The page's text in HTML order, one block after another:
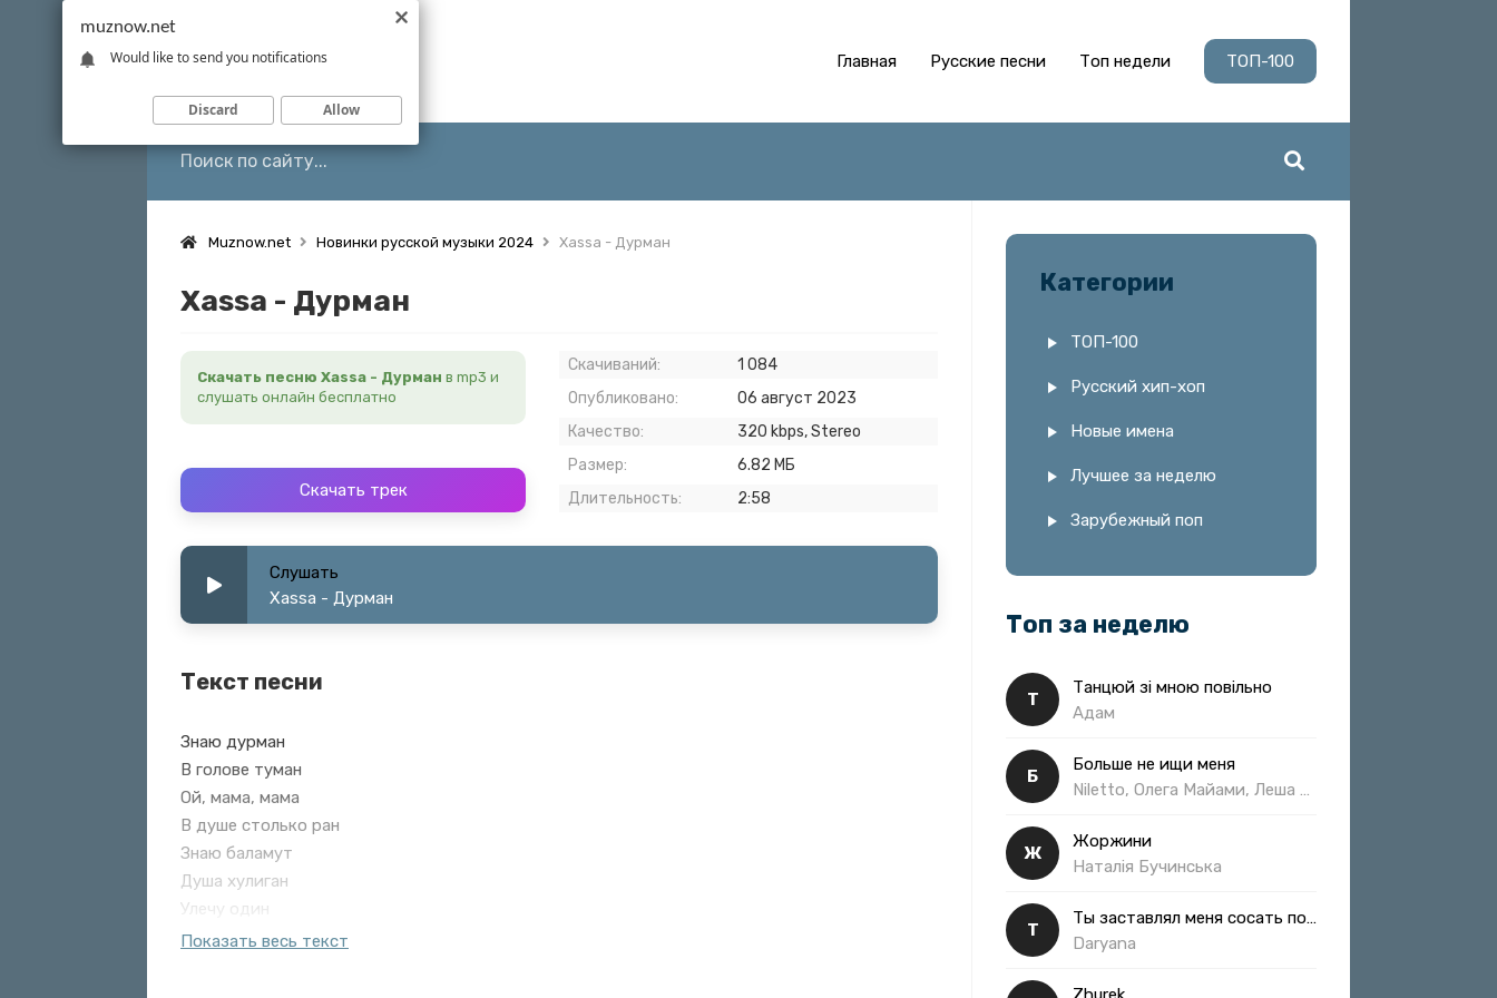
Главная Русские песни Топ недели ТОП-100
Muznow.net Новинки русской музыки 2024 Xassa - Дурман
Xassa - Дурман
Скачать песню Xassa - Дурман в mp3 и
слушать онлайн бесплатно
Скачать трек
Скачиваний:
1 084
Опубликовано:
06 август 2023
Качество:
320 kbps, Stereo
Размер:
6.82 МБ
Длительность:
2:58
Слушать
Xassa - Дурман
Текст песни
Знаю дурман
В голове туман
Ой, мама, мама
В душе столько ран
Знаю баламут
Душа хулиган
Улечу один
Прямо к небесам
Показать весь текст
Категории
ТОП-100
Русский хип-хоп
Новые имена
Лучшее за неделю
Зарубежный поп
Топ за неделю
Т
Танцюй зі мною повільно
Адам
Б
Больше не ищи меня
Ж
Жоржини
Наталія Бучинська
Т
Ты заставлял меня сосать полная
Daryana
muznow.net
Would like to send you notifications
Discard Allow